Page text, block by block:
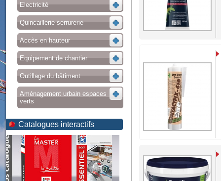
Electricité
Quincaillerie serrurerie
Accès en hauteur
Equipement de chantier
Outillage du bâtiment
Aménagement urbain espaces
verts
Catalogues interactifs